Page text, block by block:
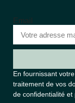
Email
En fournissant
traitement de vos
de confidentialité et